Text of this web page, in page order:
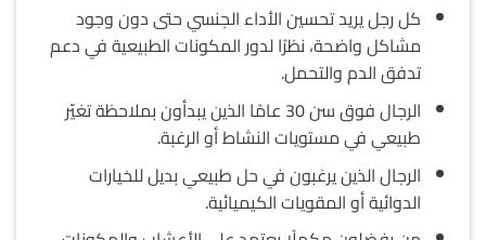
كل رجل يريد تحسين الأداء الجنسي حتى دون وجود
مشاكل واضحة، نظرًا لدور المكونات الطبيعية في دعم
تدفق الدم والتحمل.
الرجال فوق سن 30 عامًا الذين يبدأون بملاحظة تغيّر
طبيعي في مستويات النشاط أو الرغبة.
الرجال الذين يرغبون في حل طبيعي بديل للخيارات
الدوائية أو المقويات الكيميائية.